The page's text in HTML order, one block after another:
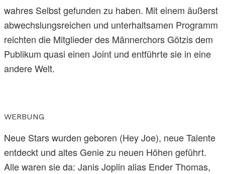
wahres Selbst gefunden zu haben. Mit einem äußerst
abwechslungsreichen und unterhaltsamen Programm
reichten die Mitglieder des Männerchors Götzis dem
Publikum quasi einen Joint und entführte sie in eine
andere Welt.
WERBUNG
Neue Stars wurden geboren (Hey Joe), neue Talente
entdeckt und altes Genie zu neuen Höhen geführt.
Alle waren sie da: Janis Joplin alias Ender Thomas,